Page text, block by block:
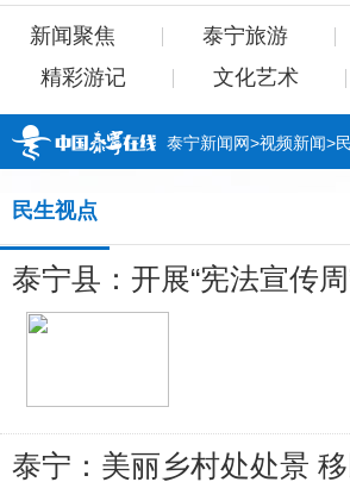
新闻聚焦 泰宁旅游
精彩游记
文化艺术
泰宁新闻网>视频新闻>
民生视点
泰宁县：开展“宪法宣传
泰宁：美丽乡村处处景